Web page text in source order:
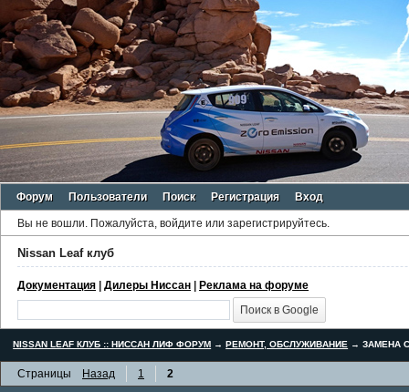
Форум Пользователи Поиск Регистрация Вход
Вы не вошли. Пожалуйста, войдите или зарегистрируйтесь.
Nissan Leaf клуб
Документация | Дилеры Ниссан | Реклама на форуме
NISSAN LEAF КЛУБ :: НИССАН ЛИФ ФОРУМ → РЕМОНТ, ОБСЛУЖИВАНИЕ →ЗАМЕНА
Страницы Назад 1 2